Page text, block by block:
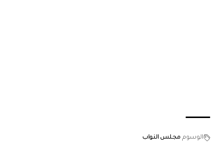
الوسوم مجلس النواب